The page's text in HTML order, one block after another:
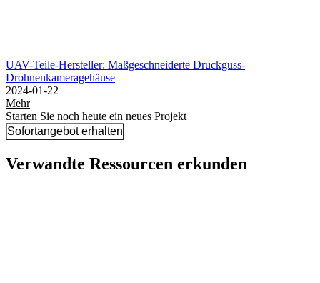
UAV-Teile-Hersteller: Maßgeschneiderte Druckguss-
Drohnenkameragehäuse
2024-01-22
Mehr
Starten Sie noch heute ein neues Projekt
Sofortangebot erhalten
Verwandte Ressourcen erkunden